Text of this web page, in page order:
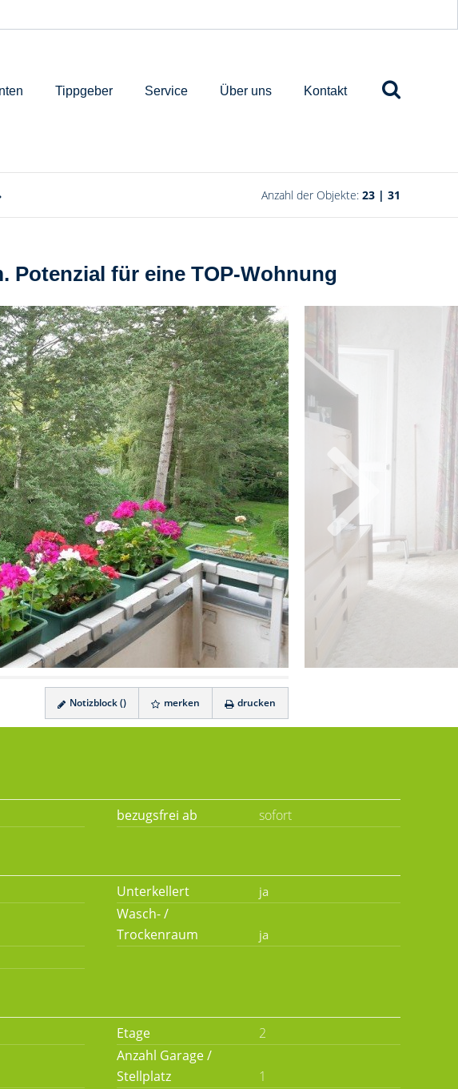
Tippgeber Service Über uns Kontakt
Anzahl der Objekte: 23 | 31
Potenzial für eine TOP-Wohnung
Notizblock () merken drucken
bezugsfrei ab sofort
Unterkellert
Wasch- /
Trockenraum
Etage 2
Anzahl Garage /
Stellplatz
1